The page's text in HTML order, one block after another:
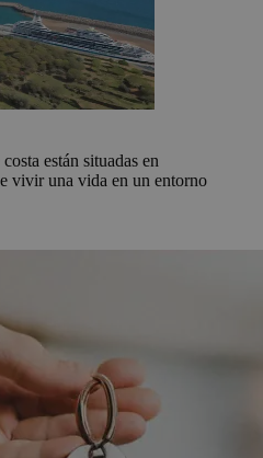
están situadas en
vivir una vida en un entorno